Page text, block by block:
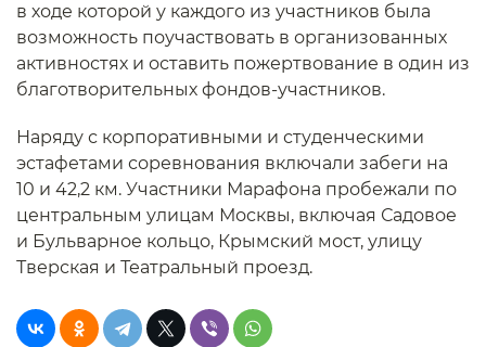
в ходе которой у каждого из участников была
возможность поучаствовать в организованных
активностях и оставить пожертвование в один из
благотворительных фондов-участников.
Наряду с корпоративными и студенческими
эстафетами соревнования включали забеги на
10 и 42,2 км. Участники Марафона пробежали по
центральным улицам Москвы, включая Садовое
и Бульварное кольцо, Крымский мост, улицу
Тверская и Театральный проезд.